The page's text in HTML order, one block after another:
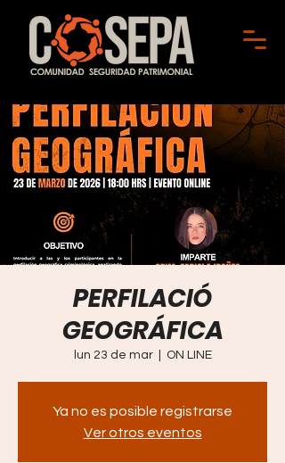
PERFILACIÓ
GEOGRÁFICA
lun 23 de mar
  |
ON LINE
Ya no es posible registrarse
Ver otros eventos